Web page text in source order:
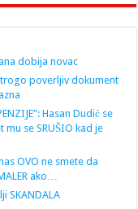
dobija novac
poverljiv dokument
Hasan Dudić se
se SRUŠIO kad je
OVO ne smete da
ako…
SKANDALA